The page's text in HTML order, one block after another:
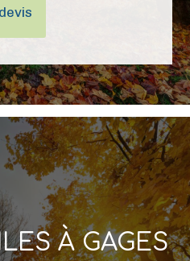
À GAGES